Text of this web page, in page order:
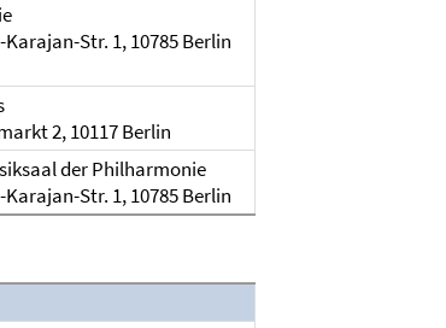
Str. 1, 10785 Berlin
2, 10117 Berlin
der Philharmonie
Str. 1, 10785 Berlin